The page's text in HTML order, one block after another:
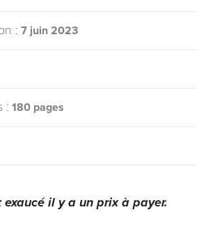
: 7 juin 2023
: 180 pages
il y a un prix à payer.